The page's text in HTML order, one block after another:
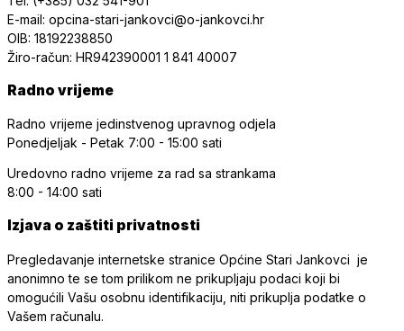
E-mail: opcina-stari-jankovci@o-jankovci.hr
OIB: 18192238850
Žiro-račun: HR942390001 1 841 40007
Radno vrijeme
Radno vrijeme jedinstvenog upravnog odjela
Ponedjeljak - Petak 7:00 - 15:00 sati
Uredovno radno vrijeme za rad sa strankama
8:00 - 14:00 sati
Izjava o zaštiti privatnosti
Pregledavanje internetske stranice Općine Stari Jankovci je
anonimno te se tom prilikom ne prikupljaju podaci koji bi
omogućili Vašu osobnu identifikaciju, niti prikuplja podatke o
Vašem računalu.